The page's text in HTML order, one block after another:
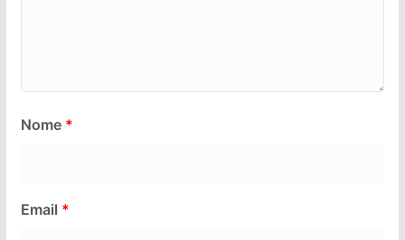
Nome *
Email *